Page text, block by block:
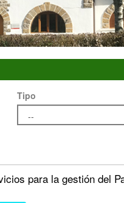
Tipo
para la gestión del